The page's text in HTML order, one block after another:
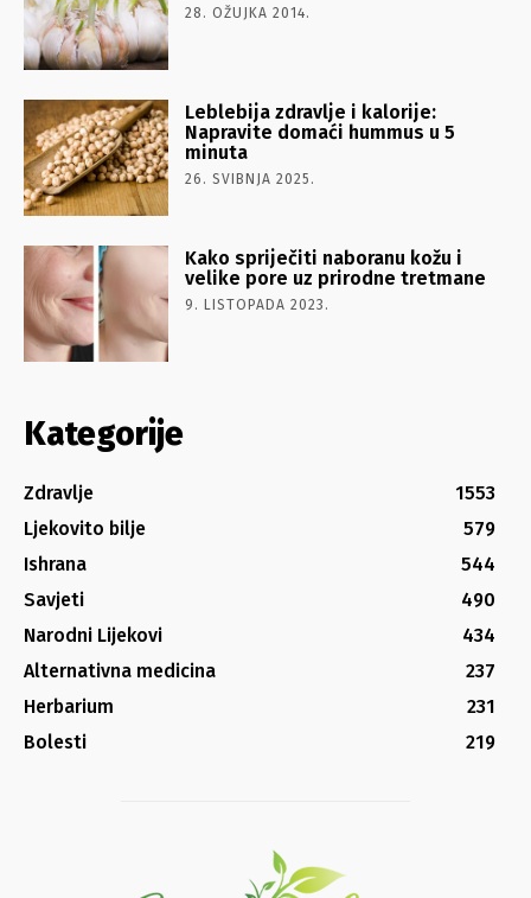
28. OŽUJKA 2014.
Leblebija zdravlje i kalorije:
Napravite domaći hummus u 5
minuta
26. SVIBNJA 2025.
Kako spriječiti naboranu kožu i
velike pore uz prirodne tretmane
9. LISTOPADA 2023.
Kategorije
Zdravlje
1553
Ljekovito bilje
579
Ishrana
544
Savjeti
490
Narodni Lijekovi
434
Alternativna medicina
237
Herbarium
231
Bolesti
219